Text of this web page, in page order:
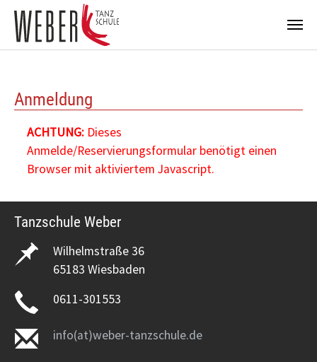
Anmeldung
ACHTUNG:Dieses
Anmelde/Reservierungsformular benötigt einen
Browser mit aktiviertem Javascript.
Tanzschule Weber
Wilhelmstraße 36
65183 Wiesbaden
0611-301553
info(at)weber-tanzschule.de